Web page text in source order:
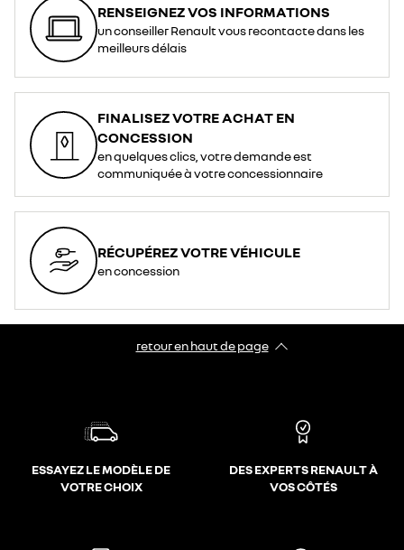
RENSEIGNEZ VOS INFORMATIONS
un conseiller Renault vous recontacte dans les
meilleurs délais
FINALISEZ VOTRE ACHAT EN
CONCESSION
en quelques clics, votre demande est
communiquée à votre concessionnaire
RÉCUPÉREZ VOTRE VÉHICULE
en concession
retour en haut de page​
ESSAYEZ LE MODÈLE DE
VOTRE CHOIX
DES EXPERTS RENAULT À
VOS CÔTÉS